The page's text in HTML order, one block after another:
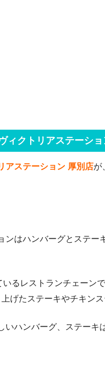
ィクトリアステーシ
アステーション 厚別店が
ンはハンバーグとステー
いるレストランチェーン
げたステーキやチキンス
いハンバーグ、ステー